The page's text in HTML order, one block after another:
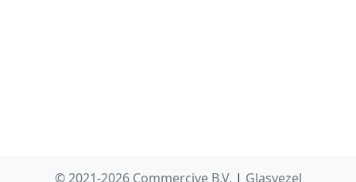
© 2021-2026 Commercive B.V. | Glasvezel